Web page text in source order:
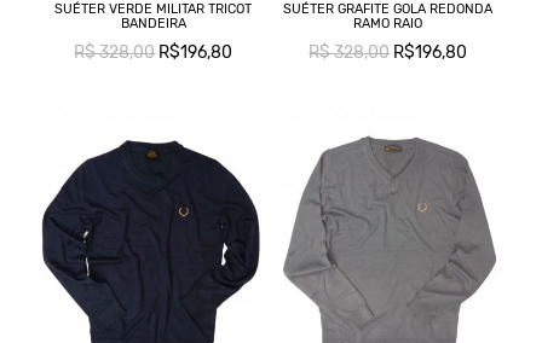
SUÉTER VERDE MILITAR TRICOT
BANDEIRA
R$ 328,00R$196,80
SUÉTER GRAFITE GOLA REDONDA
RAMO RAIO
R$ 328,00R$196,80